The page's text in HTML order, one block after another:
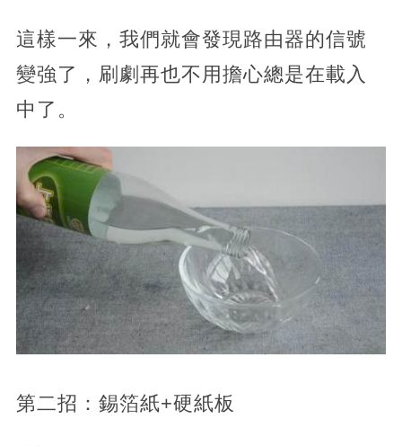
這樣一來，我們就會發現路由器的信號
變強了，刷劇再也不用擔心總是在載入
中了。
第二招：錫箔紙+硬紙板